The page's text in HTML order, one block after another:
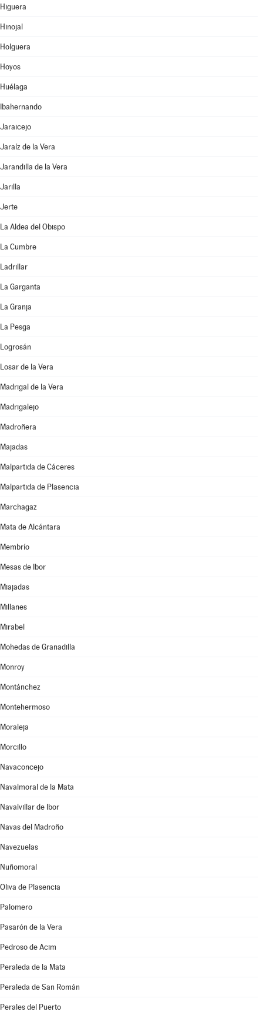
Higuera
Hinojal
Holguera
Hoyos
Huélaga
Ibahernando
Jaraicejo
Jaraíz de la Vera
Jarandilla de la Vera
Jarilla
Jerte
La Aldea del Obispo
La Cumbre
Ladrillar
La Garganta
La Granja
La Pesga
Logrosán
Losar de la Vera
Madrigal de la Vera
Madrigalejo
Madroñera
Majadas
Malpartida de Cáceres
Malpartida de Plasencia
Marchagaz
Mata de Alcántara
Membrío
Mesas de Ibor
Miajadas
Millanes
Mirabel
Mohedas de Granadilla
Monroy
Montánchez
Montehermoso
Moraleja
Morcillo
Navaconcejo
Navalmoral de la Mata
Navalvillar de Ibor
Navas del Madroño
Navezuelas
Nuñomoral
Oliva de Plasencia
Palomero
Pasarón de la Vera
Pedroso de Acim
Peraleda de la Mata
Peraleda de San Román
Perales del Puerto